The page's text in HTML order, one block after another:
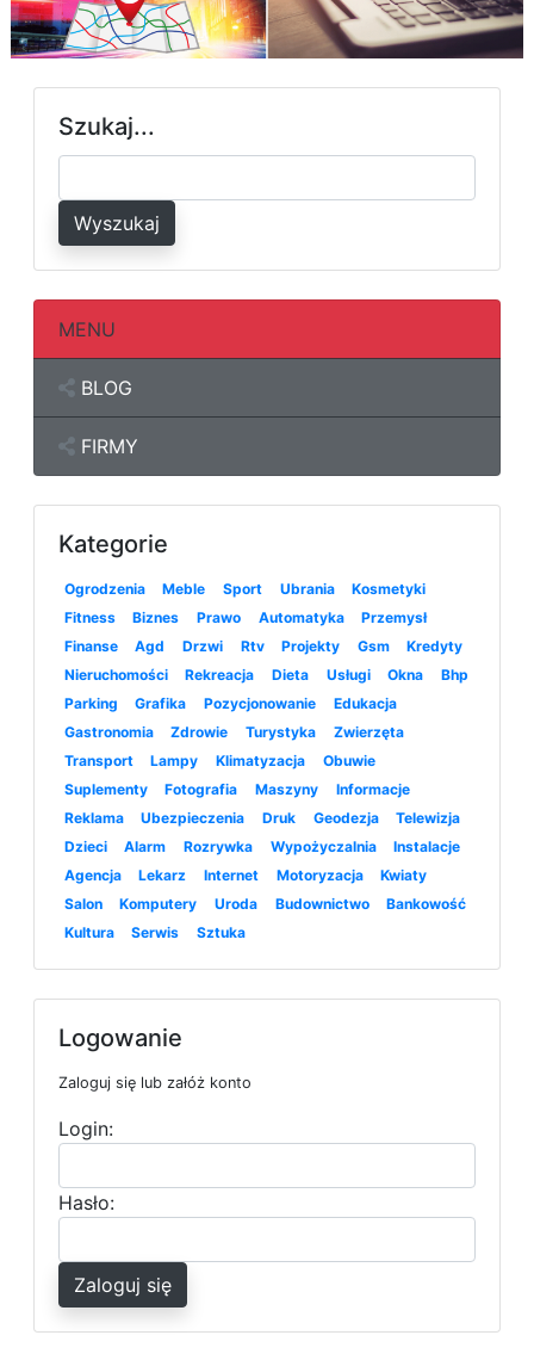
Szukaj...
Wyszukaj
MENU
BLOG
FIRMY
Kategorie
Ogrodzenia Meble Sport Ubrania
Kosmetyki
Fitness
Biznes Prawo Automatyka
Przemysł
Finanse
Agd Drzwi Rtv Projekty Gsm
Kredyty
Nieruchomości
Rekreacja Dieta Usługi Okna
Bhp
Parking
Grafika Pozycjonowanie
Edukacja
Gastronomia
Zdrowie Turystyka
Zwierzęta
Transport
Lampy Klimatyzacja
Obuwie
Suplementy
Fotografia Maszyny
Informacje
Reklama
Ubezpieczenia Druk Geodezja
Telewizja
Dzieci
Alarm Rozrywka Wypożyczalnia
Instalacje
Agencja
Lekarz Internet Motoryzacja
Kwiaty
Salon
Komputery Uroda Budownictwo
Bankowość
Kultura
Serwis Sztuka
Logowanie
Zaloguj się lub załóż konto
Login:
Hasło:
Zaloguj się